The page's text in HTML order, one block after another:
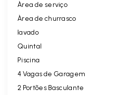
Àrea de serviço
Àrea de churrasco
lavado
Quintal
Piscina
4 Vagas de Garagem
2 Portões Basculante